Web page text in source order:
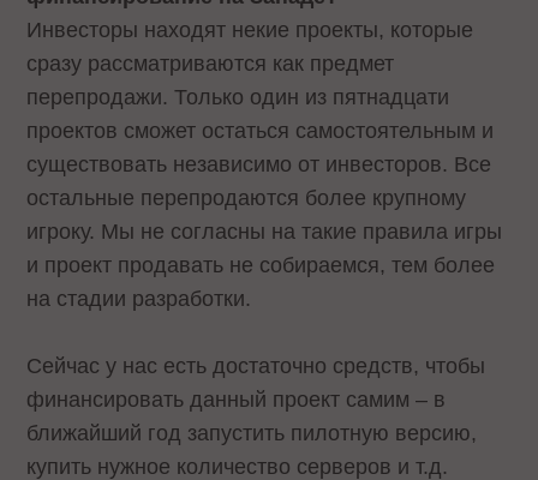
Инвесторы находят некие проекты, которые
сразу рассматриваются как предмет
перепродажи. Только один из пятнадцати
проектов сможет остаться самостоятельным и
существовать независимо от инвесторов. Все
остальные перепродаются более крупному
игроку. Мы не согласны на такие правила игры
и проект продавать не собираемся, тем более
на стадии разработки.
Сейчас у нас есть достаточно средств, чтобы
финансировать данный проект самим – в
ближайший год запустить пилотную версию,
купить нужное количество серверов и т.д.